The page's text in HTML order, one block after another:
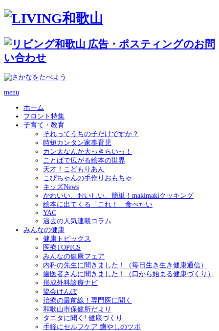
menu
ホーム
フロント特集
子育て・教育
それってうちの子だけですか？
時短カンタン家事育児
カン太なんか大っきらいっ！
ことばで広がる絵本の世界
天才！こどもりあん
こぴちゃんの手作りおもちゃ
キッズNews
かわいい、おいしい、簡単！makimakiクッキング
絵本に出てくる「これ！」食べたい
YAC
過去の人気連載コラム
みんなの健康
健康トピックス
医療TOPICS
みんなの健康フェア
内科の先生に聞きました！（毎日生き生き健康通信）
歯医者さんに聞きました！（口から始まる健康づくり）
形成外科診療ナビ
協会けんぽ
治療の最前線！専門医に聞く
和歌山市保健所だより
タニタに聞く! 健康づくり
手軽にセルフケア 癒やしのツボ